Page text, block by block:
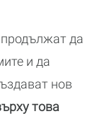
да
и да
нов
това